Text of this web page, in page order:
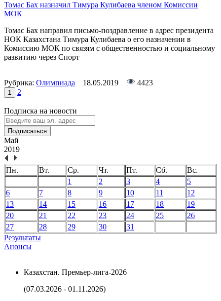
Томас Бах назначил Тимура Кулибаева членом Комиссии
МОК
Томас Бах направил письмо-поздравление в адрес президента
НОК Казахстана Тимура Кулибаева о его назначении в
Комиссию МОК по связям с общественностью и социальному
развитию через Спорт
Рубрика: Олимпиада 18.05.2019 4423
1 2
Подписка на новости
Подписаться
Май
2019
Пн. Вт. Ср. Чт. Пт. Сб.
Вс.
1
2 3 4
5
6
7 8 9 10 11
12
13
14 15 16 17 18
19
20
21 22 23 24 25
26
27
28 29 30
31
Результаты
Анонсы
Казахстан. Премьер-лига-2026
(07.03.2026 - 01.11.2026)